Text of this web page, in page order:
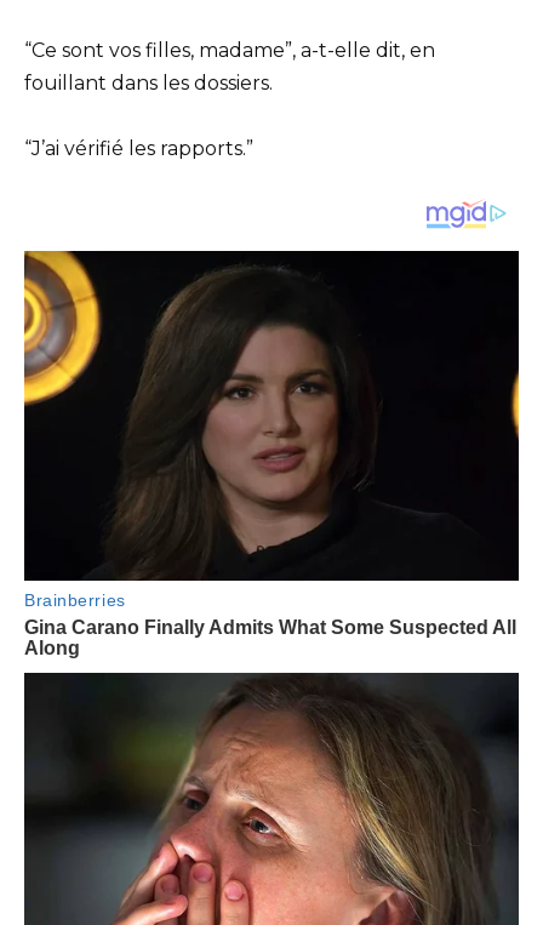
“Ce sont vos filles, madame”, a-t-elle dit, en
fouillant dans les dossiers.
“J’ai vérifié les rapports.”